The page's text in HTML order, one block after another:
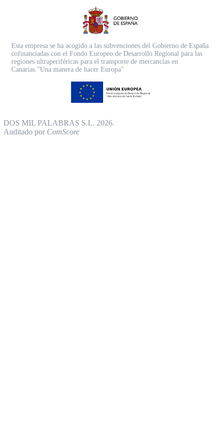
Esta empresa se ha acogido a las subvenciones del Gobierno de España
cofinanciadas con el Fondo Europeo de Desarrollo Regional para las
regiones ultraperiféricas para el transporte de mercancías en
Canarias.”Una manera de hacer Europa”
DOS MIL PALABRAS S.L. 2026.
Auditado por ComScore